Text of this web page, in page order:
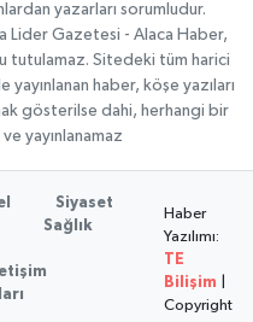
yazarları sorumludur.
Lider Gazetesi - Alaca Haber,
tutulamaz. Sitedeki tüm harici
yayınlanan haber, köşe yazıları
gösterilse dahi, herhangi bir
yayınlanamaz
Siyaset
Sağlık
Haber
Yazılımı:
TE
Bilişim
Copyright